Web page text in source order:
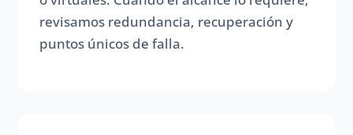
revisamos redundancia, recuperación y
puntos únicos de falla.